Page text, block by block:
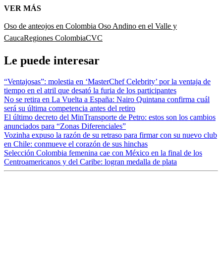
VER MÁS
Oso de anteojos en Colombia Oso Andino en el Valle y
CaucaRegiones ColombiaCVC
Le puede interesar
“Ventajosas”: molestia en ‘MasterChef Celebrity’ por la ventaja de
tiempo en el atril que desató la furia de los participantes
No se retira en La Vuelta a España: Nairo Quintana confirma cuál
será su última competencia antes del retiro
El último decreto del MinTransporte de Petro: estos son los cambios
anunciados para “Zonas Diferenciales”
Vozinha expuso la razón de su retraso para firmar con su nuevo club
en Chile: conmueve el corazón de sus hinchas
Selección Colombia femenina cae con México en la final de los
Centroamericanos y del Caribe: logran medalla de plata